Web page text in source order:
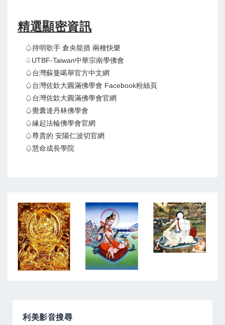
精選顯密資訊
♤持明歌手 倉央龍措 兩種快樂
♤UTBF-Taiwan中華宗南學佛會
♤台灣蘇曼噶舉官方中文網
♤台灣佐欽大圓滿佛學會 Facebook粉絲頁
♤台灣佐欽大圓滿佛學會官網
♤覺囊達丹林佛學會
♤緣起法輪佛學會官網
♤尊貴的 安陽仁波切官網
♤慧命成長學院
利美影音搜尋